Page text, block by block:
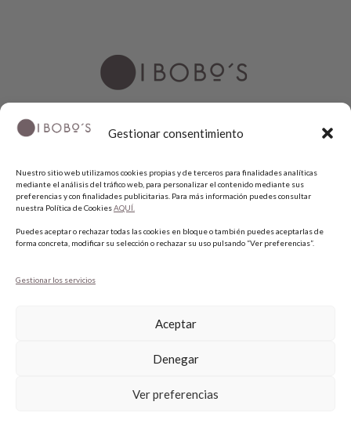
Gestionar consentimiento
Nuestro sitio web utilizamos cookies propias y de terceros para finalidades analíticas
mediante el análisis del tráfico web, para personalizar el contenido mediante sus
preferencias y con finalidades publicitarias. Para más información puedes consultar
nuestra Política de CookiesAQUÍ.
Puedes aceptar o rechazar todas las cookies en bloque o también puedes aceptarlas de
forma concreta, modificar su selección o rechazar su uso pulsando “Ver preferencias”.
Gestionar los servicios
Aceptar
Denegar
Ver preferencias
COPYRIGHT © 2026 QUIERO UNAS BOBO'S.